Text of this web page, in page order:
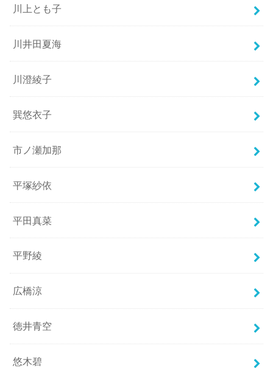
川上とも子
川井田夏海
川澄綾子
巽悠衣子
市ノ瀬加那
平塚紗依
平田真菜
平野綾
広橋涼
徳井青空
悠木碧